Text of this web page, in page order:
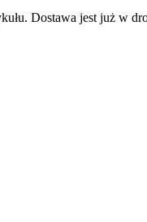
Dostawa jest już w